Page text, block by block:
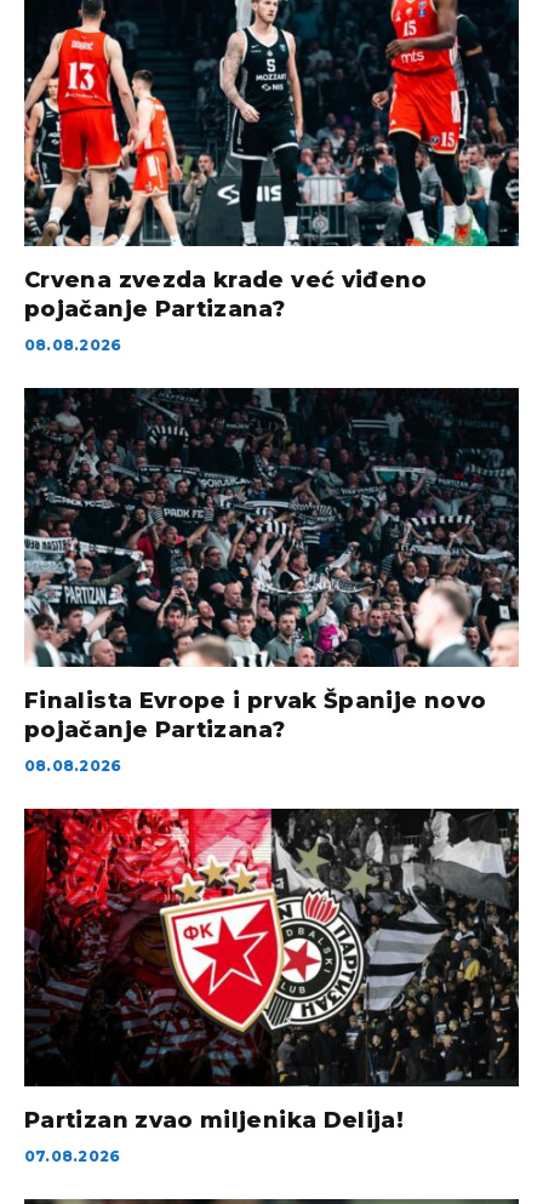
Crvena zvezda krade već viđeno
pojačanje Partizana?
08.08.2026
Finalista Evrope i prvak Španije novo
pojačanje Partizana?
08.08.2026
Partizan zvao miljenika Delija!
07.08.2026